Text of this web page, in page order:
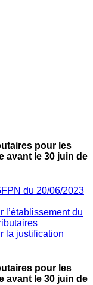
pour les
avant le 30 juin de
du 20/06/2023
l’établissement du
la justification
pour les
avant le 30 juin de